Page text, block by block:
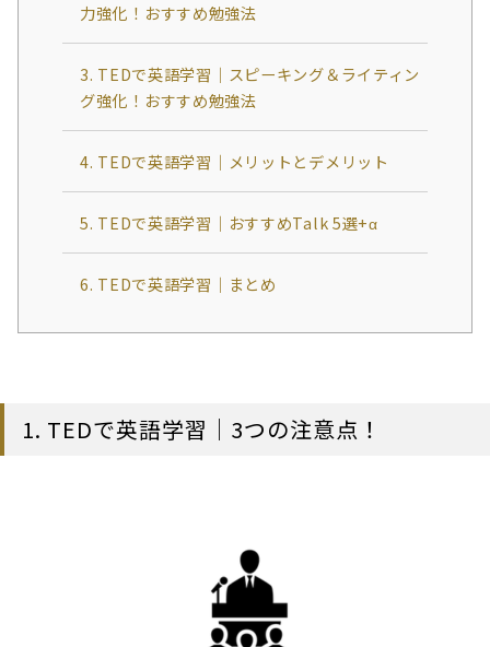
力強化！おすすめ勉強法
3. TEDで英語学習｜スピーキング＆ライティン
グ強化！おすすめ勉強法
4. TEDで英語学習｜メリットとデメリット
5. TEDで英語学習｜おすすめTalk 5選+α
6. TEDで英語学習｜まとめ
1. TEDで英語学習｜3つの注意点！